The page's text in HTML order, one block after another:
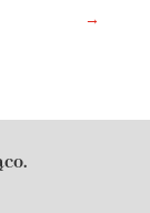
→